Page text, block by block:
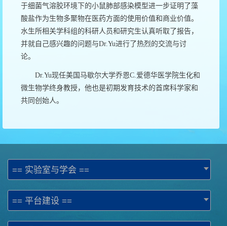
于细菌气溶胶环境下的小鼠肺部感染模型进一步证明了藻
酸盐作为生物多聚物在医药方面的使用价值和商业价值。
水生所相关学科组的科研人员和研究生认真听取了报告，
并就自己感兴趣的问题与Dr.Yu进行了热烈的交流与讨
论。
Dr.Yu现任美国马歇尔大学乔恩C. 爱德华医学院生化和
微生物学终身教授，他也是初期发育技术的首席科学家和
共同创始人。
== 实验室与学会 ==
== 平台建设 ==